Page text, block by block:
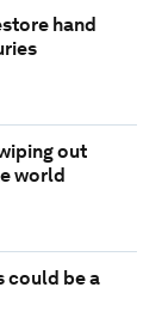
hand
out
world
could be a